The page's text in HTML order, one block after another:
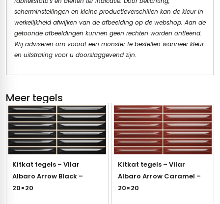
scherminstellingen en kleine productieverschillen kan de kleur in
werkelijkheid afwijken van de afbeelding op de webshop. Aan de
getoonde afbeeldingen kunnen geen rechten worden ontleend.
Wij adviseren om vooraf een monster te bestellen wanneer kleur
en uitstraling voor u doorslaggevend zijn.
Meer tegels
Kitkat tegels – Vilar
Albaro Arrow Black –
20×20
Kitkat tegels – Vilar
Albaro Arrow Caramel –
20×20